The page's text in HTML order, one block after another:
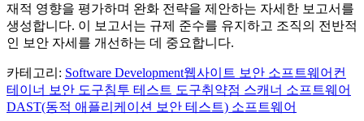
재적 영향을 평가하며 완화 전략을 제안하는 자세한 보고서를
생성합니다. 이 보고서는 규제 준수를 유지하고 조직의 전반적
인 보안 자세를 개선하는 데 중요합니다.
카테고리 : Software Development웹사이트 보안 소프트웨어 컨
테이너 보안 도구침투 테스트 도구취약점 스캐너 소프트웨어
DAST(동적 애플리케이션 보안 테스트) 소프트웨어